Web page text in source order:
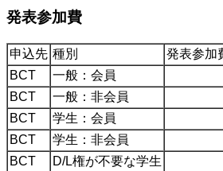
発表参加費
申込先 種別
発表参加
BCT
一般：会員
BCT
一般：非会員
BCT
学生：会員
BCT
学生：非会員
BCT
D/L権が不要な学生